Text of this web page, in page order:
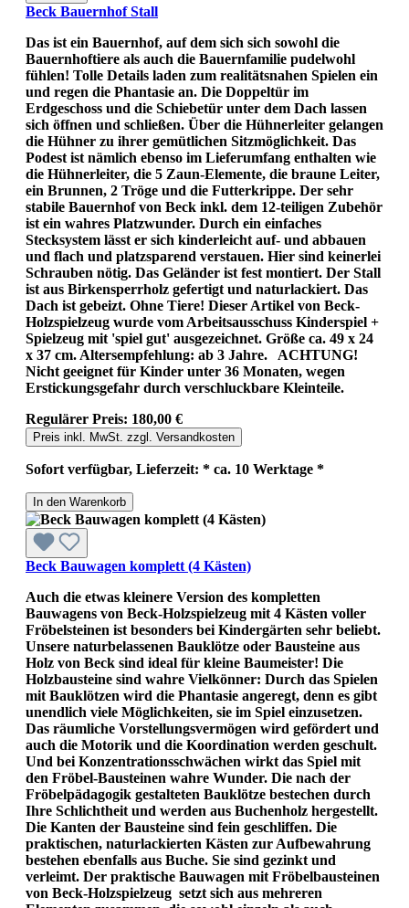
Beck Bauernhof Stall
Das ist ein Bauernhof, auf dem sich sich sowohl die
Bauernhoftiere als auch die Bauernfamilie pudelwohl
fühlen! Tolle Details laden zum realitätsnahen Spielen ein
und regen die Phantasie an. Die Doppeltür im
Erdgeschoss und die Schiebetür unter dem Dach lassen
sich öffnen und schließen. Über die Hühnerleiter gelangen
die Hühner zu ihrer gemütlichen Sitzmöglichkeit. Das
Podest ist nämlich ebenso im Lieferumfang enthalten wie
die Hühnerleiter, die 5 Zaun-Elemente, die braune Leiter,
ein Brunnen, 2 Tröge und die Futterkrippe. Der sehr
stabile Bauernhof von Beck inkl. dem 12-teiligen Zubehör
ist ein wahres Platzwunder. Durch ein einfaches
Stecksystem lässt er sich kinderleicht auf- und abbauen
und flach und platzsparend verstauen. Hier sind keinerlei
Schrauben nötig. Das Geländer ist fest montiert. Der Stall
ist aus Birkensperrholz gefertigt und naturlackiert. Das
Dach ist gebeizt. Ohne Tiere! Dieser Artikel von Beck-
Holzspielzeug wurde vom Arbeitsausschuss Kinderspiel +
Spielzeug mit 'spiel gut' ausgezeichnet. Größe ca. 49 x 24
x 37 cm. Altersempfehlung: ab 3 Jahre. ACHTUNG!
Nicht geeignet für Kinder unter 36 Monaten, wegen
Erstickungsgefahr durch verschluckbare Kleinteile.
Regulärer Preis: 180,00 €
Preis inkl. MwSt. zzgl. Versandkosten
Sofort verfügbar, Lieferzeit: * ca. 10 Werktage *
In den Warenkorb
Beck Bauwagen komplett (4 Kästen)
Auch die etwas kleinere Version des kompletten
Bauwagens von Beck-Holzspielzeug mit 4 Kästen voller
Fröbelsteinen ist besonders bei Kindergärten sehr beliebt.
Unsere naturbelassenen Bauklötze oder Bausteine aus
Holz von Beck sind ideal für kleine Baumeister! Die
Holzbausteine sind wahre Vielkönner: Durch das Spielen
mit Bauklötzen wird die Phantasie angeregt, denn es gibt
unendlich viele Möglichkeiten, sie im Spiel einzusetzen.
Das räumliche Vorstellungsvermögen wird gefördert und
auch die Motorik und die Koordination werden geschult.
Und bei Konzentrationsschwächen wirkt das Spiel mit
den Fröbel-Bausteinen wahre Wunder. Die nach der
Fröbelpädagogik gestalteten Bauklötze bestechen durch
Ihre Schlichtheit und werden aus Buchenholz hergestellt.
Die Kanten der Bausteine sind fein geschliffen. Die
praktischen, naturlackierten Kästen zur Aufbewahrung
bestehen ebenfalls aus Buche. Sie sind gezinkt und
verleimt. Der praktische Bauwagen mit Fröbelbausteinen
von Beck-Holzspielzeug setzt sich aus mehreren